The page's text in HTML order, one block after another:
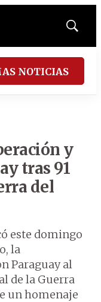
Mostrar
NOTICIAS
y
tras 91
del
este domingo
la
Paraguay al
de la Guerra
un homenaje